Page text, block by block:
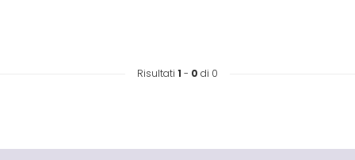
Risultati 1 - 0 di 0